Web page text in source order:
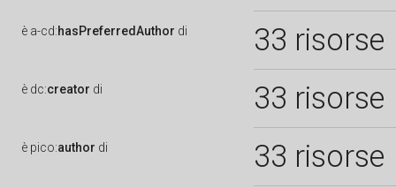
è a-cd:hasPreferredAuthor di 33 risorse
è dc:creator di 33 risorse
è pico:author di 33 risorse